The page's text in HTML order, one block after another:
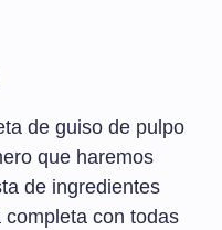
de guiso de pulpo
que haremos
de ingredientes
con todas